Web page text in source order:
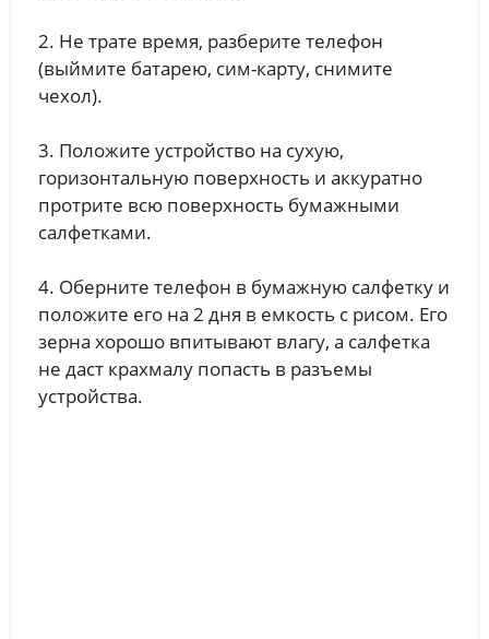
2. Не трате время, разберите телефон
(выймите батарею, сим-карту, снимите
чехол).
3. Положите устройство на сухую,
горизонтальную поверхность и аккуратно
протрите всю поверхность бумажными
салфетками.
4. Оберните телефон в бумажную салфетку и
положите его на 2 дня в емкость с рисом. Его
зерна хорошо впитывают влагу, а салфетка
не даст крахмалу попасть в разъемы
устройства.